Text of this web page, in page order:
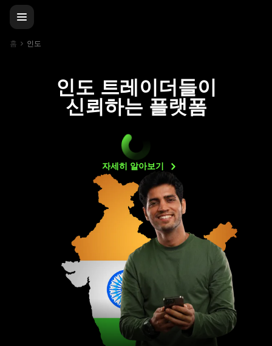
홈 인도
인도 트레이더들이
신뢰하는 플랫폼
자세히 알아보기